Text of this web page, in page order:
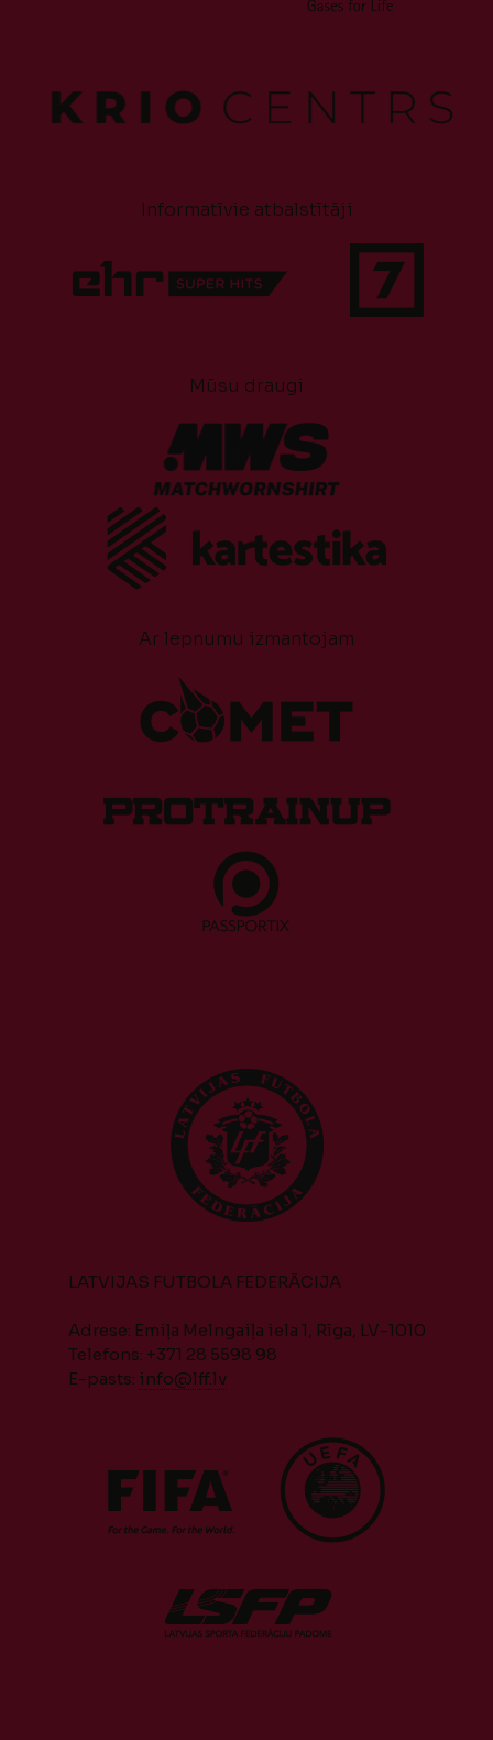
Informatīvie atbalstītāji
Mūsu draugi
Ar lepnumu izmantojam
LATVIJAS FUTBOLA FEDERĀCIJA
Adrese: Emiļa Melngaiļa iela 1, Rīga, LV-1010
Telefons: +371 28 5598 98
E-pasts: info@lff.lv